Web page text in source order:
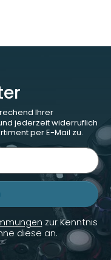
Ihrer
jederzeit widerruflich
per E-Mail zu.
zur Kenntnis
diese an.